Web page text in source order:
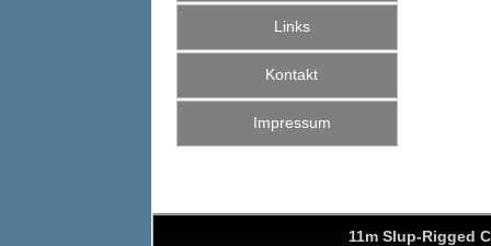
Links
Kontakt
Impressum
11m Slup-Rigged